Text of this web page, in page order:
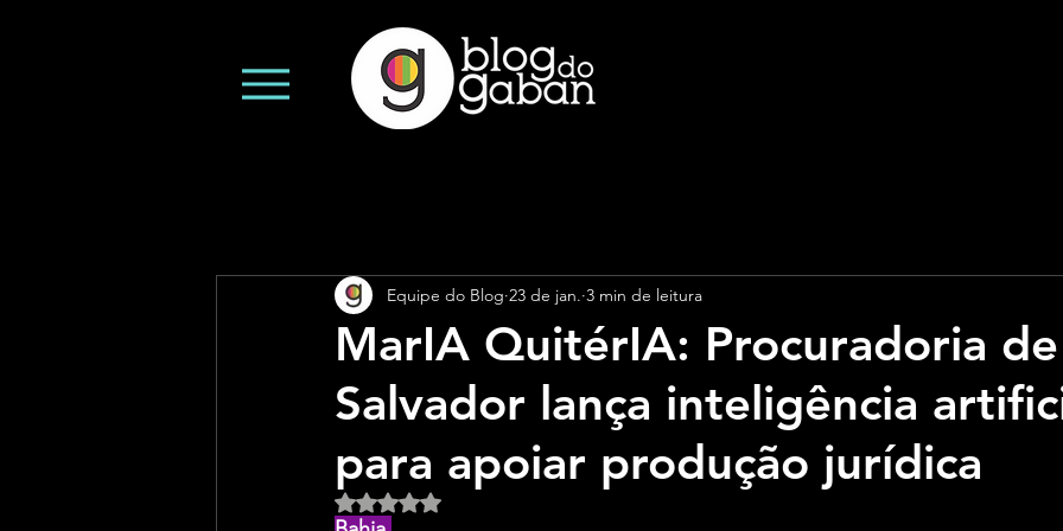
MarIA QuitérIA: Procuradoria de
Salvador lança inteligência
para apoiar produção jurídica
Equipe do Blog 23 de jan. 3 min de leitura
Avaliado com NaN de 5 estrelas.